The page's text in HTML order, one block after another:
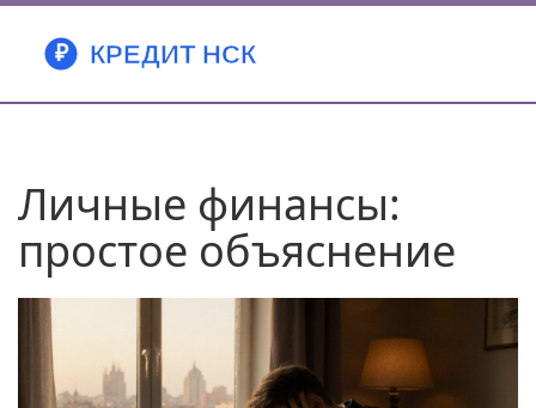
Личные финансы:
простое объяснение